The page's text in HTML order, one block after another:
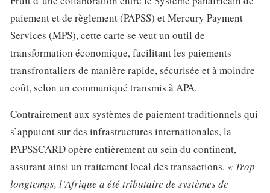
paiement et de règlement (PAPSS) et Mercury Payment
Services (MPS), cette carte se veut un outil de
transformation économique, facilitant les paiements
transfrontaliers de manière rapide, sécurisée et à moindre
coût, selon un communiqué transmis à APA.
Contrairement aux systèmes de paiement traditionnels qui
s’appuient sur des infrastructures internationales, la
PAPSSCARD opère entièrement au sein du continent,
assurant ainsi un traitement local des transactions. « Trop
longtemps, l’Afrique a été tributaire de systèmes de